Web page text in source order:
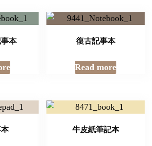
本 復古記事本
Read more
牛皮紙筆記本